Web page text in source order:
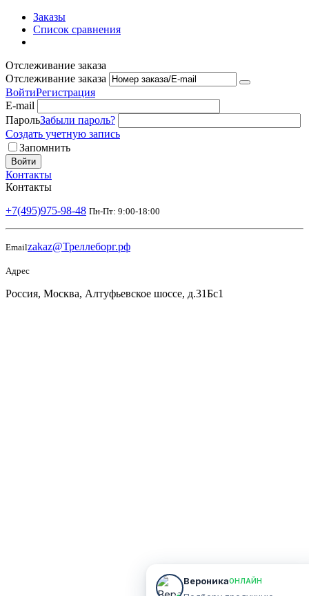
Заказы
Список сравнения
Отслеживание заказа
Отслеживание заказа
ВойтиРегистрация
E-mail
ПарольЗабыли пароль?
Создать учетную запись
Запомнить
Войти
Контакты
Контакты
+7(495)975-98-48 Пн-Пт: 9:00-18:00
Emailzakaz@Треллеборг.рф
Адрес
Россия, Москва, Алтуфьевское шоссе, д.31Бс1
ВероникаОНЛАЙН